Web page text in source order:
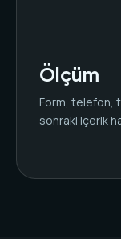
Ölçüm
Form, telefon,
sonraki içerik